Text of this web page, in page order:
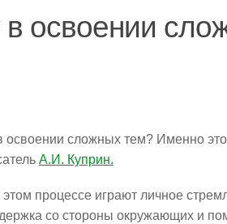
в освоении
освоении сложных тем? Именно
А.И. Куприн.
процессе играют личное
со стороны окружающих и